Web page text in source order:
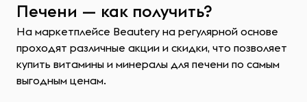
Печени — как получить?
На маркетплейсе Beautery на регулярной основе
проходят различные акции и скидки, что позволяет
купить витамины и минералы для печени по самым
выгодным ценам.